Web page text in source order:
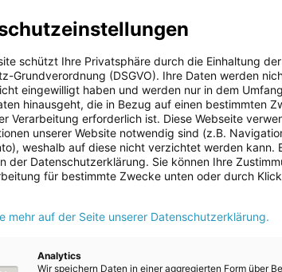
Sicherstellung eines fairen Wettbewerbs
Sicherstellung der Einhaltung aller
Minimierung/Vermeidung von
Sensibilisierung der Mitarbeiter der
Verhaltenskodex
Implementierung effektiver
Erhöhung der Rechtssicherheit
Vermeidung von Verstößen gegen
schützt Ihre Privatsphäre durch die Einhaltung
Grundverordnung (DSGVO). Ihre Daten werden
eingewilligt haben und werden nur in dem
hinausgeht, die in Bezug auf einen bestimmten
Verarbeitung erforderlich ist. Diese Webseite
unserer Website notwendig sind (z.B.
weshalb auf diese nicht verzichtet werden kann.
der Datenschutzerklärung. Sie können Ihre
für bestimmte Zwecke unten oder durch
mehr auf der Seite unserer Datenschutzerklärung.
Analytics
Wir speichern Daten in einer aggregierten Form über